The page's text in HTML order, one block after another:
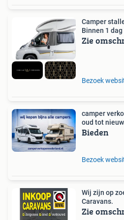
Camper
Binnen 1
Zie
Bezoek
camper verkopen, inkoop
oud tot
Bieden
Bezoek
Wij zijn op
Caravans.
Zie